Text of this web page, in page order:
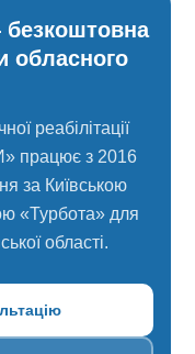
обласного
реабілітації
працює з 2016
за Київською
«Турбота» для
області.